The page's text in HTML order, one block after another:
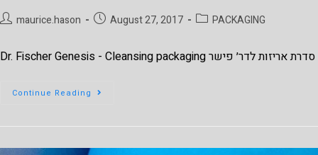
maurice.hason August 27, 2017 PACKAGING
Dr. Fischer Genesis - Cleansing packaging סדרת אריזות לדר׳ פישר
Continue Reading